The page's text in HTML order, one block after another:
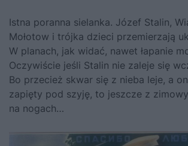
Istna poranna sielanka. Józef Stalin,
Mołotow i trójka dzieci przemierzają
W planach, jak widać, nawet łapanie
Oczywiście jeśli Stalin nie zaleje się
Bo przecież skwar się z nieba leje, a
zapięty pod szyję, to jeszcze z
na nogach…